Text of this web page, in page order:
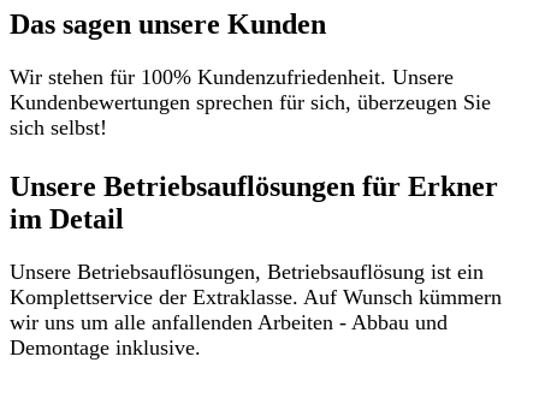
Das sagen unsere Kunden
Wir stehen für 100% Kundenzufriedenheit. Unsere
Kundenbewertungen sprechen für sich, überzeugen Sie
sich selbst!
Unsere Betriebsauflösungen für Erkner
im Detail​
Unsere Betriebsauflösungen, Betriebsauflösung ist ein
Komplettservice der Extraklasse. Auf Wunsch kümmern
wir uns um alle anfallenden Arbeiten - Abbau und
Demontage inklusive.